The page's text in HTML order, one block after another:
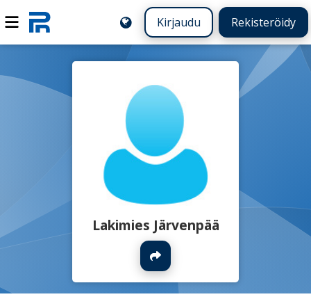
Kirjaudu Rekisteröidy
Lakimies Järvenpää